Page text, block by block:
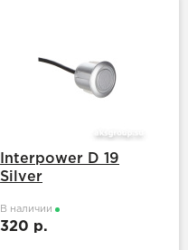
Interpower D 19
Silver
В наличии
320 р.